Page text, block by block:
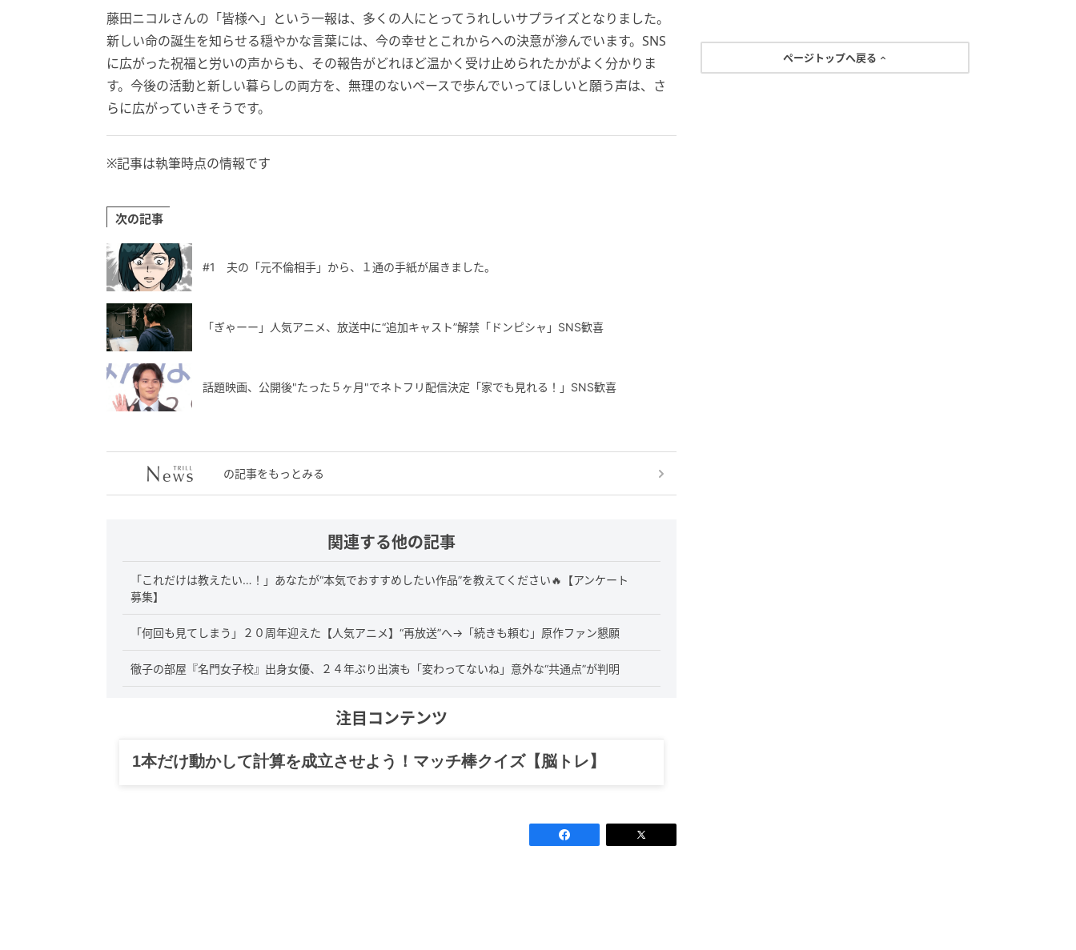
藤田ニコルさんの「皆様へ」という一報は、多くの人にとってうれしいサプライズとなりました。
新しい命の誕生を知らせる穏やかな言葉には、今の幸せとこれからへの決意が滲んでいます。SNS
に広がった祝福と労いの声からも、その報告がどれほど温かく受け止められたかがよく分かりま
す。今後の活動と新しい暮らしの両方を、無理のないペースで歩んでいってほしいと願う声は、さ
らに広がっていきそうです。
※記事は執筆時点の情報です
次の記事
#1 夫の「元不倫相手」から、１通の手紙が届きました。
「ぎゃーー」人気アニメ、放送中に“追加キャスト”解禁「ドンピシャ」SNS歓喜
話題映画、公開後"たった５ヶ月"でネトフリ配信決定「家でも見れる！」SNS歓喜
の記事をもっとみる
関連する他の記事
「これだけは教えたい…！」あなたが“本気でおすすめしたい作品”を教えてください🔥【アンケート
募集】
「何回も見てしまう」２０周年迎えた【人気アニメ】“再放送”へ→「続きも頼む」原作ファン懇願
徹子の部屋『名門女子校』出身女優、２４年ぶり出演も「変わってないね」意外な“共通点”が判明
注目コンテンツ
1本だけ動かして計算を成立させよう！マッチ棒クイズ【脳トレ】
ページトップへ戻る